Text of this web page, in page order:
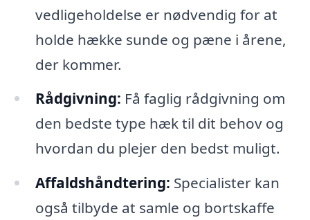
vedligeholdelse er nødvendig for at
holde hække sunde og pæne i årene,
der kommer.
Rådgivning: Få faglig rådgivning om
den bedste type hæk til dit behov og
hvordan du plejer den bedst muligt.
Affaldshåndtering: Specialister kan
også tilbyde at samle og bortskaffe